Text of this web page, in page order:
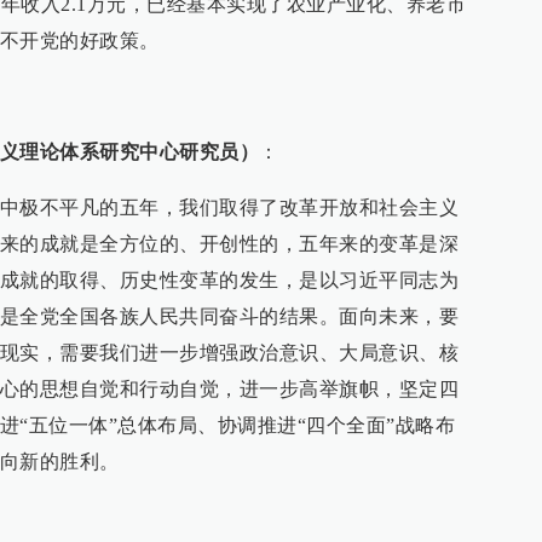
收入2.1万元，已经基本实现了农业产业化、养老市
开党的好政策。
理论体系研究中心研究员） ：
极不平凡的五年，我们取得了改革开放和社会主义
的成就是全方位的、开创性的，五年来的变革是深
就的取得、历史性变革的发生，是以习近平同志为
全党全国各族人民共同奋斗的结果。面向未来，要
实，需要我们进一步增强政治意识、大局意识、核
的思想自觉和行动自觉，进一步高举旗帜，坚定四
“五位一体”总体布局、协调推进“四个全面”战略布
新的胜利。